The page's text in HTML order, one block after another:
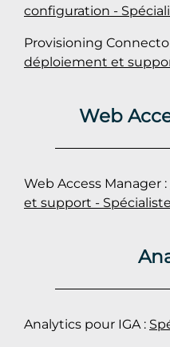
configuration -
Provisioning
déploiement et
Web
Web Access Manager :
et support - Spécialiste
Analytics pour IGA :